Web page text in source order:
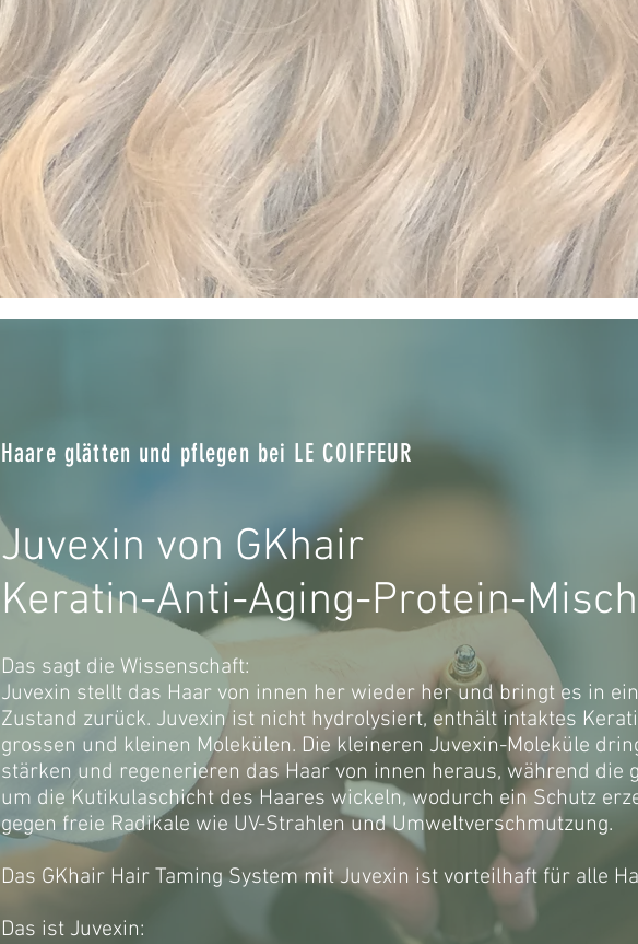
Haare glätten und pflegen bei LE COIFFEUR
Juvexin von GKhair
Keratin-Anti-Aging-Protein-
Das sagt die Wissenschaft:
Juvexin stellt das Haar von innen her wieder her und bringt es in
Zustand zurück. Juvexin ist nicht hydrolysiert, enthält intaktes
grossen und kleinen Molekülen. Die kleineren Juvexin-Moleküle
stärken und regenerieren das Haar von innen heraus, während die
um die Kutikulaschicht des Haares wickeln, wodurch ein Schutz
gegen freie Radikale wie UV-Strahlen und Umweltverschmutzung.
Das GKhair Hair Taming System mit Juvexin ist vorteilhaft für alle
Das ist Juvexin: